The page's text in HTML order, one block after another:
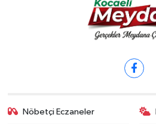
Nöbetçi Eczaneler